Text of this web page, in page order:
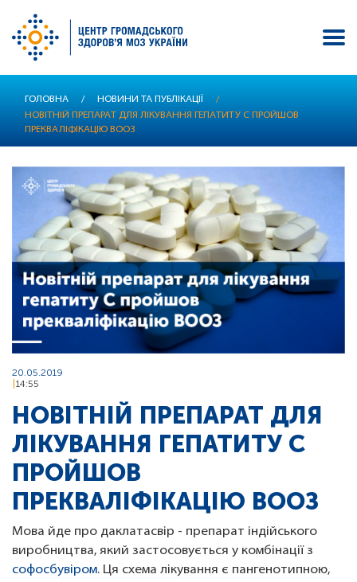
ГОЛОВНА / НОВИНИ ТА ПУБЛІКАЦІЇ
/
НОВІТНІЙ ПРЕПАРАТ ДЛЯ ЛІКУВАННЯ ГЕПАТИТУ С ПРОЙШОВ
ПРЕКВАЛІФІКАЦІЮ ВООЗ
20.05.2019
14:55
НОВІТНІЙ ПРЕПАРАТ ДЛЯ
ЛІКУВАННЯ ГЕПАТИТУ С
ПРОЙШОВ
ПРЕКВАЛІФІКАЦІЮ ВООЗ
Мова йде про даклатасвір - препарат індійського
виробництва, який застосовується у комбінації з
софосбувіром. Ця схема лікування є пангенотипною,